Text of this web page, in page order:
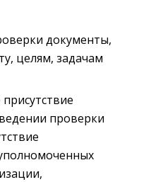
документы,
целям, задачам
проверки